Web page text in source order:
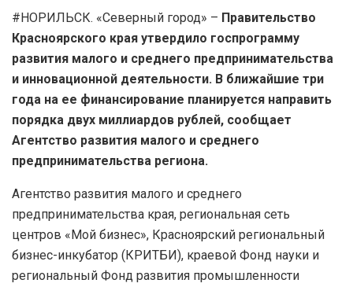
#НОРИЛЬСК. «Северный город» – Правительство
Красноярского края утвердило госпрограмму
развития малого и среднего предпринимательства
и инновационной деятельности. В ближайшие три
года на ее финансирование планируется направить
порядка двух миллиардов рублей, сообщает
Агентство развития малого и среднего
предпринимательства региона.
Агентство развития малого и среднего
предпринимательства края, региональная сеть
центров «Мой бизнес», Красноярский региональный
бизнес-инкубатор (КРИТБИ), краевой Фонд науки и
региональный Фонд развития промышленности